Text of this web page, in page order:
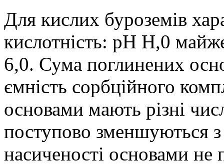
Для кислих буроземів
кислотність: рН Н,0
6,0. Сума поглинених
ємність сорбційного
основами мають різні
поступово зменшуються з
насиченості основами